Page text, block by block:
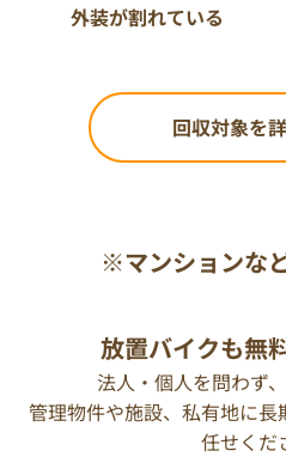
外装が割れている
回収対象を
※マンションな
放置バイクも無
法人・個人を問わず
管理物件や施設、私有地に
任せくだ